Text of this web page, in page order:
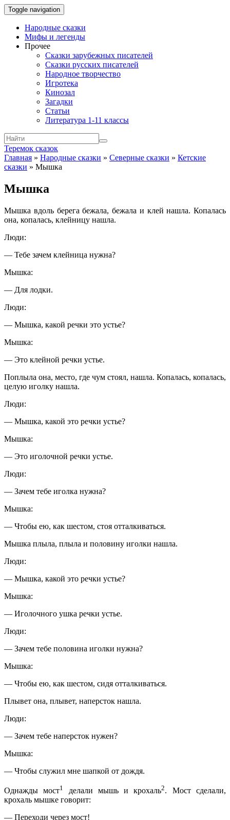
Toggle navigation
Народные сказки
Мифы и легенды
Прочее
Сказки зарубежных писателей
Сказки русских писателей
Народное творчество
Игротека
Кинозал
Загадки
Статьи
Литература 1-11 классы
Теремок сказок
Главная » Народные сказки » Северные сказки » Кетские
сказки » Мышка
Мышка
Мышка вдоль берега бежала, бежала и клей нашла. Копалась
она, копалась, клейницу нашла.
Люди:
— Тебе зачем клейница нужна?
Мышка:
— Для лодки.
Люди:
— Мышка, какой речки это устье?
Мышка:
— Это клейной речки устье.
Поплыла она, место, где чум стоял, нашла. Копалась, копалась,
целую иголку нашла.
Люди:
— Мышка, какой это речки устье?
Мышка:
— Это иголочной речки устье.
Люди:
— Зачем тебе иголка нужна?
Мышка:
— Чтобы ею, как шестом, стоя отталкиваться.
Мышка плыла, плыла и половину иголки нашла.
Люди:
— Мышка, какой это речки устье?
Мышка:
— Иголочного ушка речки устье.
Люди:
— Зачем тебе половина иголки нужна?
Мышка:
— Чтобы ею, как шестом, сидя отталкиваться.
Плывет она, плывет, наперсток нашла.
Люди:
— Зачем тебе наперсток нужен?
Мышка:
— Чтобы служил мне шапкой от дождя.
Однажды мост1 делали мышь и крохаль2. Мост сделали,
крохаль мышке говорит:
— Переходи через мост!